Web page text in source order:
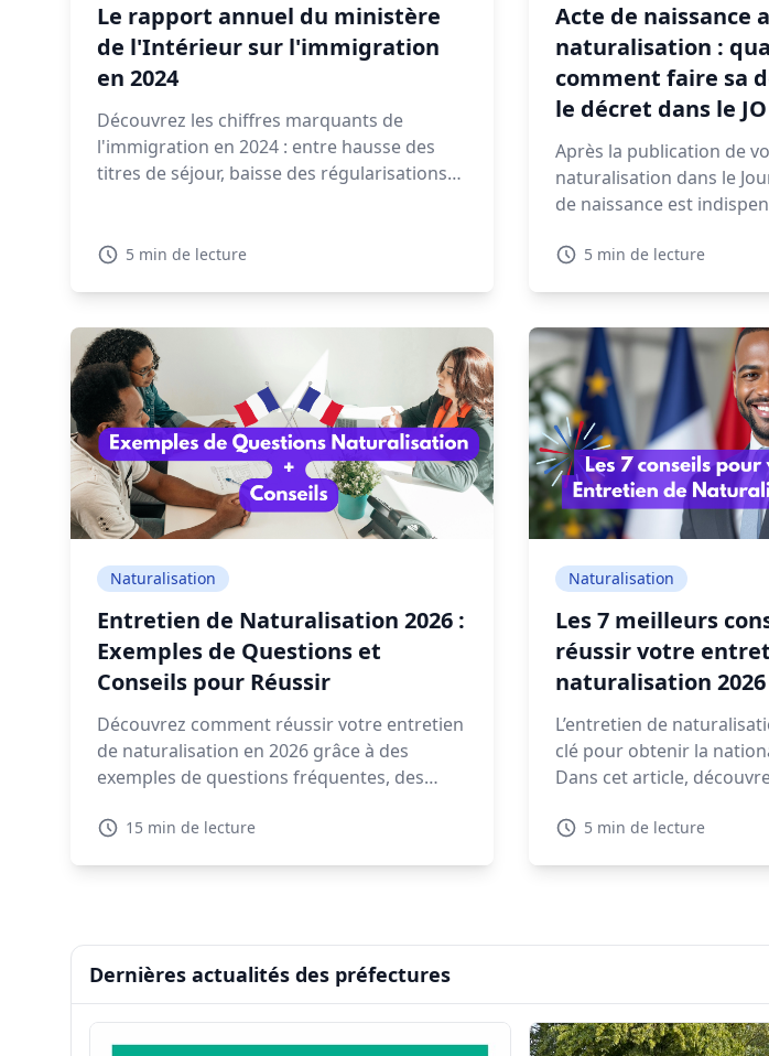
Le rapport annuel du ministère
de l'Intérieur sur l'immigration
en 2024
Découvrez les chiffres marquants de
l'immigration en 2024 : entre hausse des
titres de séjour, baisse des régularisations
5 min de lecture
Acte de naissance
naturalisation :
comment faire sa
le décret dans le JO
Après la publication de
naturalisation dans le
de naissance est
démarches
solutions en cas de refus.
5 min de lecture
Naturalisation
Entretien de Naturalisation 2026 :
Exemples de Questions et
Conseils pour Réussir
Découvrez comment réussir votre entretien
de naturalisation en 2026 grâce à des
exemples de questions fréquentes, des
interactives.
15 min de lecture
Naturalisation
Les 7 meilleurs
réussir votre
naturalisation 2026
L’entretien de
clé pour obtenir la
Dans cet article,
en préfecture et
5 min de lecture
Dernières actualités des préfectures